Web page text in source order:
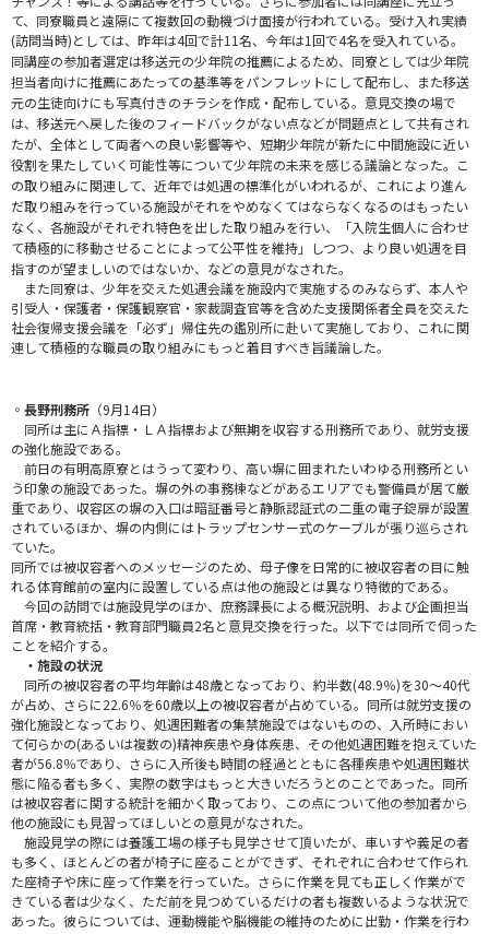
て、同寮職員と遠隔にて複数回の動機づけ面接が行われている。受け入れ実績
(訪問当時)としては、昨年は4回で計11名、今年は1回で4名を受入れている。
同講座の参加者選定は移送元の少年院の推薦によるため、同寮としては少年院
担当者向けに推薦にあたっての基準等をパンフレットにして配布し、また移送
元の生徒向けにも写真付きのチラシを作成・配布している。意見交換の場で
は、移送元へ戻した後のフィードバックがない点などが問題点として共有され
たが、全体として両者への良い影響等や、短期少年院が新たに中間施設に近い
役割を果たしていく可能性等について少年院の未来を感じる議論となった。こ
の取り組みに関連して、近年では処遇の標準化がいわれるが、これにより進ん
だ取り組みを行っている施設がそれをやめなくてはならなくなるのはもったい
なく、各施設がそれぞれ特色を出した取り組みを行い、「入院生個人に合わせ
て積極的に移動させることによって公平性を維持」しつつ、より良い処遇を目
指すのが望ましいのではないか、などの意見がなされた。
また同寮は、少年を交えた処遇会議を施設内で実施するのみならず、本人や
引受人・保護者・保護観察官・家裁調査官等を含めた支援関係者全員を交えた
社会復帰支援会議を「必ず」帰住先の鑑別所に赴いて実施しており、これに関
連して積極的な職員の取り組みにもっと着目すべき旨議論した。
◦長野刑務所 （9月14日）
同所は主にＡ指標・ＬＡ指標および無期を収容する刑務所であり、就労支援
の強化施設である。
前日の有明高原寮とはうって変わり、高い塀に囲まれたいわゆる刑務所とい
う印象の施設であった。塀の外の事務棟などがあるエリアでも警備員が居て厳
重であり、収容区の塀の入口は暗証番号と静脈認証式の二重の電子錠扉が設置
されているほか、塀の内側にはトラップセンサー式のケーブルが張り巡らされ
ていた。
同所では被収容者へのメッセージのため、母子像を日常的に被収容者の目に触
れる体育館前の室内に設置している点は他の施設とは異なり特徴的である。
今回の訪問では施設見学のほか、庶務課長による概況説明、および企画担当
首席・教育統括・教育部門職員2名と意見交換を行った。以下では同所で伺った
ことを紹介する。
・施設の状況
同所の被収容者の平均年齢は48歳となっており、約半数(48.9％)を30～40代
が占め、さらに22.6％を60歳以上の被収容者が占めている。同所は就労支援の
強化施設となっており、処遇困難者の集禁施設ではないものの、入所時におい
て何らかの(あるいは複数の)精神疾患や身体疾患、その他処遇困難を抱えていた
者が56.8％であり、さらに入所後も時間の経過とともに各種疾患や処遇困難状
態に陥る者も多く、実際の数字はもっと大きいだろうとのことであった。同所
は被収容者に関する統計を細かく取っており、この点について他の参加者から
他の施設にも見習ってほしいとの意見がなされた。
施設見学の際には養護工場の様子も見学させて頂いたが、車いすや義足の者
も多く、ほとんどの者が椅子に座ることができず、それぞれに合わせて作られ
た座椅子や床に座って作業を行っていた。さらに作業を見ても正しく作業がで
きている者は少なく、ただ前を見つめているだけの者も複数いるような状況で
あった。彼らについては、運動機能や脳機能の維持のために出勤・作業を行わ